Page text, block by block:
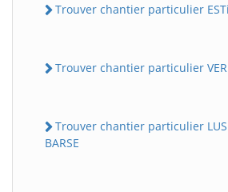
Trouver chantier particulier
Trouver chantier particulier
Trouver chantier particulier
BARSE